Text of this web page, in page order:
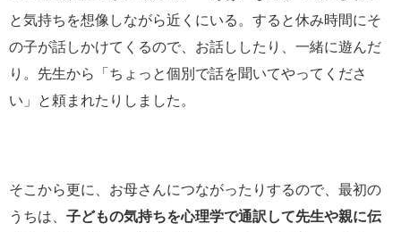
と気持ちを想像しながら近くにいる。すると休み時間にそ
の子が話しかけてくるので、お話ししたり、一緒に遊んだ
り。先生から「ちょっと個別で話を聞いてやってくださ
い」と頼まれたりしました。
そこから更に、お母さんにつながったりするので、最初の
うちは、 子どもの気持ちを心理学で通訳して先生や親に伝